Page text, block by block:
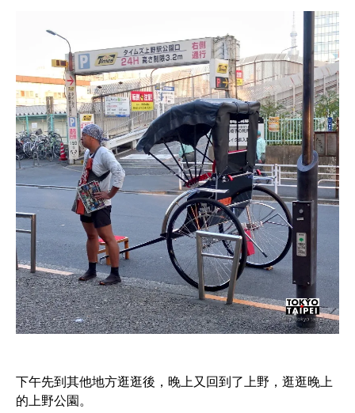
下午先到其他地方逛逛後，晚上又回到了上野，逛逛晚上
的上野公園。